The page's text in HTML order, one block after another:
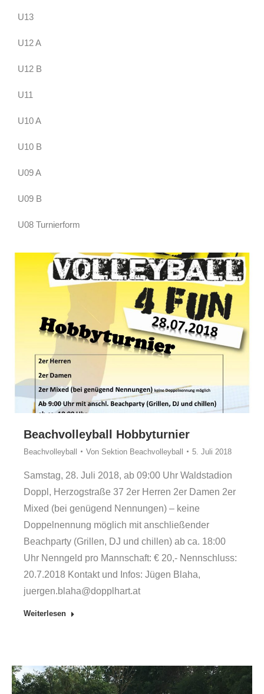
Beachvolleyball Hobbyturnier
Beachvolleyball Von Sektion Beachvolleyball 5. Juli 2018
Samstag, 28. Juli 2018, ab 09:00 Uhr Waldstadion
Doppl, Herzogstraße 37 2er Herren 2er Damen 2er
Mixed (bei genügend Nennungen) – keine
Doppelnennung möglich mit anschließender
Beachparty (Grillen, DJ und chillen) ab ca. 18:00
Uhr Nenngeld pro Mannschaft: € 20,- Nennschluss:
20.7.2018 Kontakt und Infos: Jügen Blaha,
juergen.blaha@dopplhart.at
Weiterlesen
U13
U12 A
U12 B
U11
U10 A
U10 B
U09 A
U09 B
U08 Turnierform